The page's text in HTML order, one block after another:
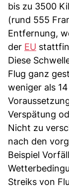
bis zu 3500
(rund 555
Entfernung,
der EU
Diese
Flug ganz
weniger als
Verspätung
Nicht zu
nach den
Beispiel
Streiks von